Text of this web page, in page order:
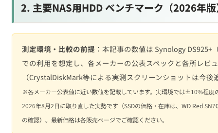
2. 主要NAS用HDD ベンチマーク（2026年
測定環境・比較の前提 ：本記事の数値は Synology DS925+
での利用を想定し、各メーカーの公表スペックと各所レビ
（CrystalDiskMark等による実測スクリーンショットは今後
※各メーカー公表値に近い数値を記載しています。実環境では±10%程度
2026年8月2日に取り直した実勢です（SSDの価格・在庫は、WD Red
の確認）。最新価格は各販売ページでご確認ください。